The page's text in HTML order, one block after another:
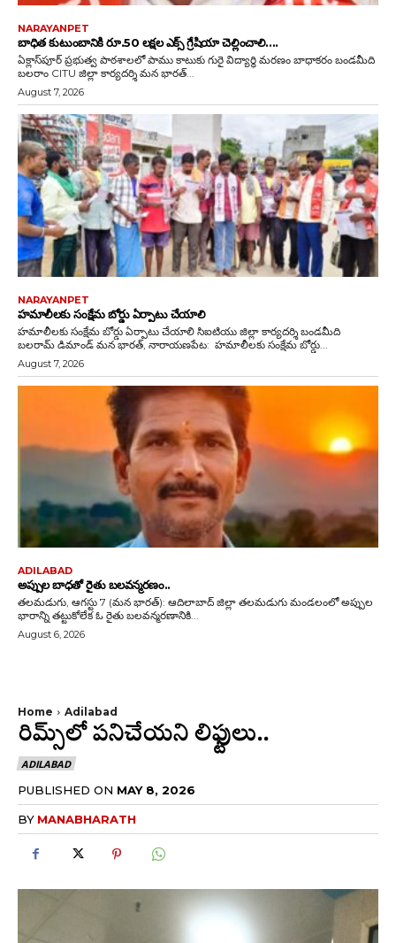
NARAYANPET
బాధిత కుటుంబానికి రూ.50 లక్షల ఎక్స్ గ్రేషియా చెల్లించాలి….
ఏక్లాస్‌పూర్ ప్రభుత్వ పాఠశాలలో పాము కాటుకు గురై విద్యార్థి మరణం బాధాకరం బండమీది
బలరాం CITU జిల్లా కార్యదర్శి మన భారత్...
August 7, 2026
NARAYANPET
హమాలీలకు సంక్షేమ బోర్డు ఏర్పాటు చేయాలి
హమాలీలకు సంక్షేమ బోర్డు ఏర్పాటు చేయాలి సిఐటియు జిల్లా కార్యదర్శి బండమీది
బలరామ్ డిమాండ్ మన భారత్, నారాయణపేట: హమాలీలకు సంక్షేమ బోర్డు...
August 7, 2026
ADILABAD
అప్పుల బాధతో రైతు బలవన్మరణం..
తలమడుగు, ఆగస్టు 7 (మన భారత్): ఆదిలాబాద్ జిల్లా తలమడుగు మండలంలో అప్పుల
భారాన్ని తట్టుకోలేక ఓ రైతు బలవన్మరణానికి...
August 6, 2026